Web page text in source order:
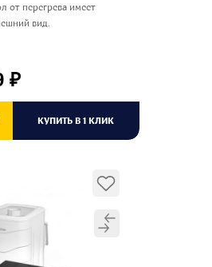
от перегрева имеет
вид.
₽
КУПИТЬ В 1 КЛИК